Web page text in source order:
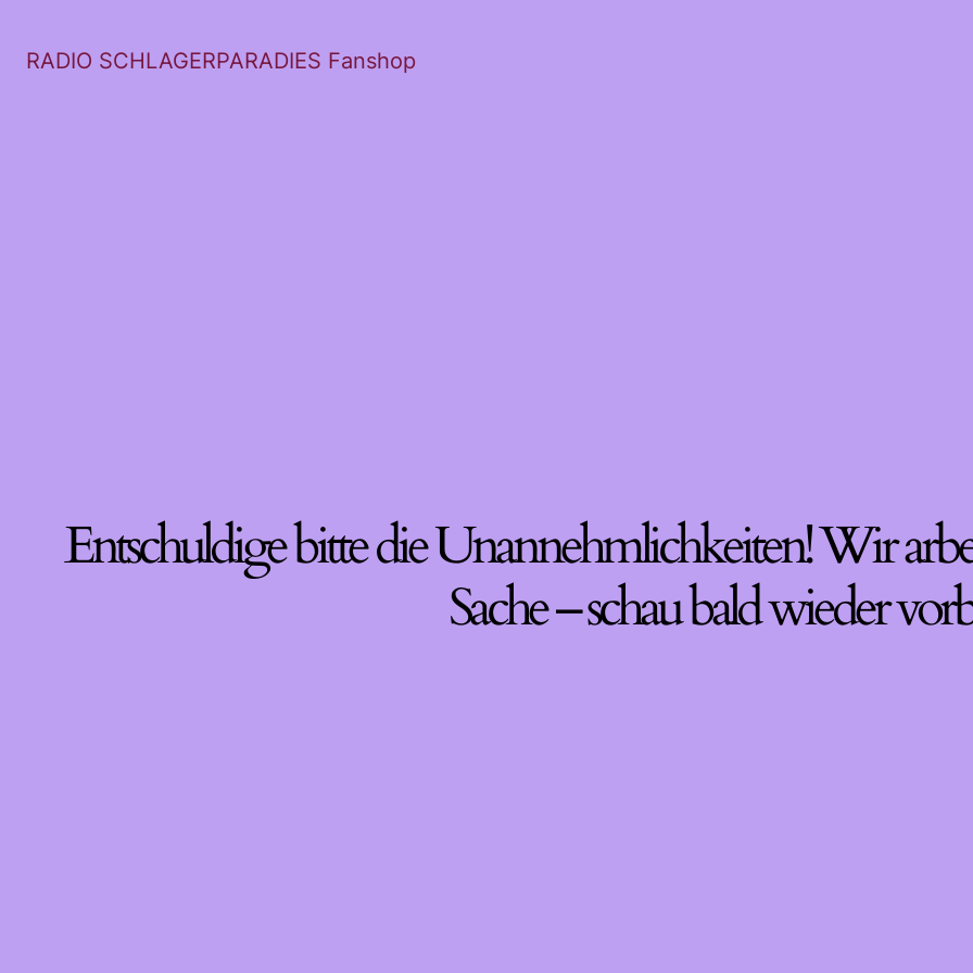
RADIO SCHLAGERPARADIES Fanshop
Entschuldige bitte die Unannehmlichkeiten! Wir
Sache – schau bald wieder